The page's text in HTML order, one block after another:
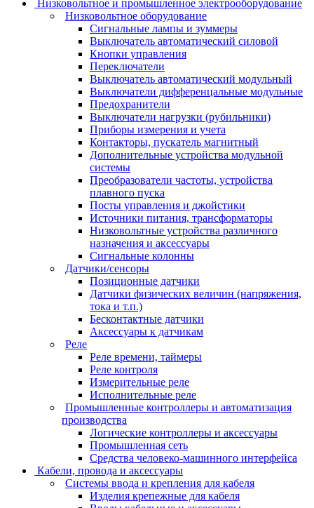
Низковольтное и промышленное электрооборудование
Низковольтное оборудование
Сигнальные лампы и зуммеры
Выключатель автоматический силовой
Кнопки управления
Переключатели
Выключатель автоматический модульный
Выключатели дифференцальные модульные
Предохранители
Выключатели нагрузки (рубильники)
Приборы измерения и учета
Контакторы, пускатель магнитный
Дополнительные устройства модульной
системы
Преобразователи частоты, устройства
плавного пуска
Посты управления и джойстики
Источники питания, трансформаторы
Низковольтные устройства различного
назначения и аксессуары
Сигнальные колонны
Датчики/сенсоры
Позиционные датчики
Датчики физических величин (напряжения,
тока и т.п.)
Бесконтактные датчики
Аксессуары к датчикам
Реле
Реле времени, таймеры
Реле контроля
Измерительные реле
Исполнительные реле
Промышленные контроллеры и автоматизация
производства
Логические контроллеры и аксессуары
Промышленная сеть
Средства человеко-машинного интерфейса
Кабели, провода и аксессуары
Системы ввода и крепления для кабеля
Изделия крепежные для кабеля